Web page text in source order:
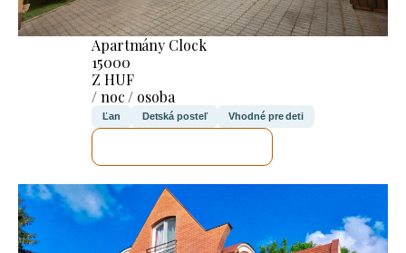
Apartmány Clock
15000
Z HUF
/ noc / osoba
Ľan Detská posteľ Vhodné pre deti